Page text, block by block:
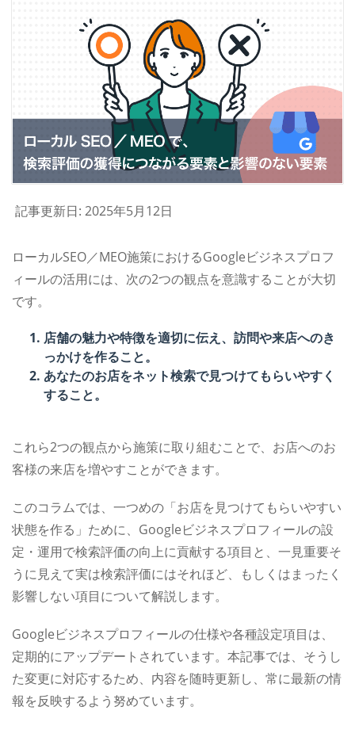
記事更新日: 2025年5月12日
ローカルSEO／MEO施策におけるGoogleビジネスプロフ
ィールの活用には、次の2つの観点を意識することが大切
です。
店舗の魅力や特徴を適切に伝え、訪問や来店へのき
っかけを作ること。
あなたのお店をネット検索で見つけてもらいやすく
すること。
これら2つの観点から施策に取り組むことで、お店へのお
客様の来店を増やすことができます。
このコラムでは、一つめの「お店を見つけてもらいやすい
状態を作る」ために、Googleビジネスプロフィールの設
定・運用で検索評価の向上に貢献する項目と、一見重要そ
うに見えて実は検索評価にはそれほど、もしくはまったく
影響しない項目について解説します。
Googleビジネスプロフィールの仕様や各種設定項目は、
定期的にアップデートされています。本記事では、そうし
た変更に対応するため、内容を随時更新し、常に最新の情
報を反映するよう努めています。